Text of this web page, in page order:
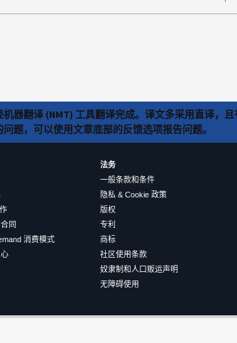
器翻译 (NMT) 工具翻译完成。译文多采用直译，
题，可以使用文章底部的反馈选项报告问题。
同
消费模式
法务
一般条款和条件
隐私 & Cookie 政策
版权
专利
商标
社区使用条款
奴隶制和人口贩运声明
无障碍使用